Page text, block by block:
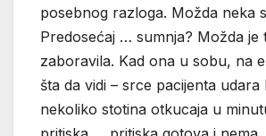
posebnog razloga. Možda neka
Predosećaj … sumnja? Možda je
zaboravila. Kad ona u sobu, na
šta da vidi – srce pacijenta udara
nekoliko stotina otkucaja u